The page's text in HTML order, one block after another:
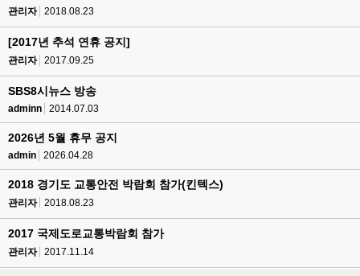
관리자 2018.08.23
[2017년 추석 연휴 공지]
관리자 2017.09.25
SBS8시뉴스 방송
adminn 2014.07.03
2026년 5월 휴무 공지
admin 2026.04.28
2018 경기도 교통안전 박람회 참가(킨텍스)
관리자 2018.08.23
2017 국제도로교통박람회 참가
관리자 2017.11.14